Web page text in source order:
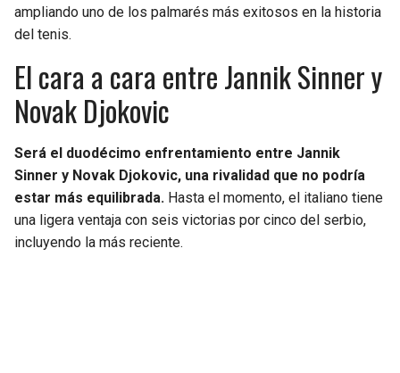
ampliando uno de los palmarés más exitosos en la historia
del tenis.
El cara a cara entre Jannik Sinner y
Novak Djokovic
Será el duodécimo enfrentamiento entre Jannik
Sinner y Novak Djokovic, una rivalidad que no podría
estar más equilibrada. Hasta el momento, el italiano tiene
una ligera ventaja con seis victorias por cinco del serbio,
incluyendo la más reciente.